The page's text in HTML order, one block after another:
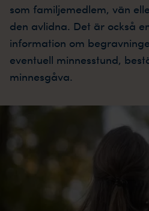
som familjemedlem, vän
den avlidna. Det är också
information om
eventuell minnesstund,
minnesgåva.